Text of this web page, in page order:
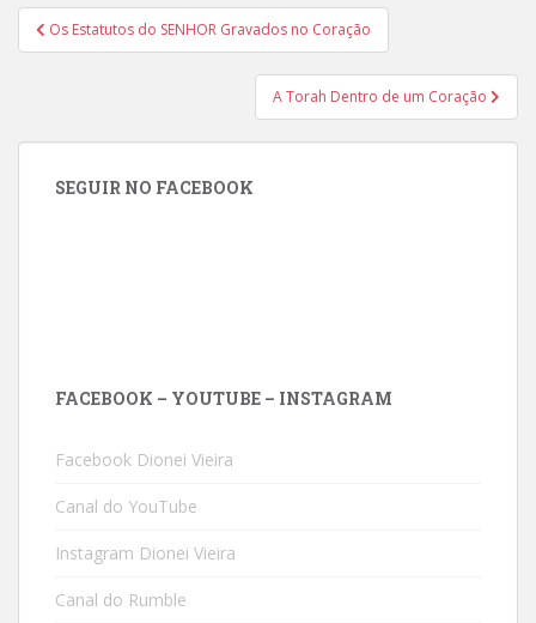
Navegação
de
Os Estatutos do SENHOR Gravados no Coração
A Torah Dentro de um Coração
SEGUIR NO FACEBOOK
FACEBOOK – YOUTUBE – INSTAGRAM
Facebook Dionei Vieira
Canal do YouTube
Instagram Dionei Vieira
Canal do Rumble